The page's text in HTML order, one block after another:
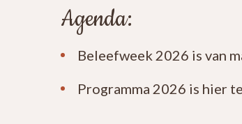
Agenda:
Beleefweek 2026 is van
Programma 2026 is hier